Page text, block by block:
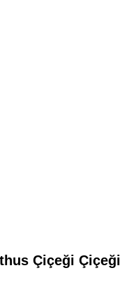
Çiçeği Çiçeği